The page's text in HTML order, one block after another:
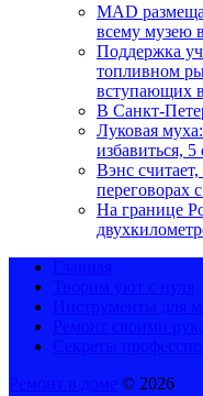
MAD
всему музею
Поддержка
топливном
вступающих в
В Санкт-
Луковая
избавиться, 5
Вэнс
переговорах
На границе
© 2026